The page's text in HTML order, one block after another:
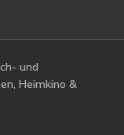
und
Heimkino &